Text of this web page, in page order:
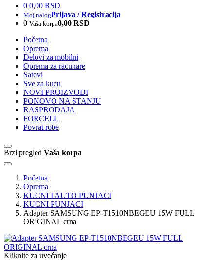
0 0,00 RSD
Moj nalogPrijava / Registracija
0 Vaša korpa0,00 RSD
Početna
Oprema
Delovi za mobilni
Oprema za racunare
Satovi
Sve za kucu
NOVI PROIZVODI
PONOVO NA STANJU
RASPRODAJA
FORCELL
Povrat robe
Brzi pregled Vaša korpa
Početna
Oprema
KUCNI I AUTO PUNJACI
KUCNI PUNJACI
Adapter SAMSUNG EP-T1510NBEGEU 15W FULL
ORIGINAL crna
Kliknite za uvećanje